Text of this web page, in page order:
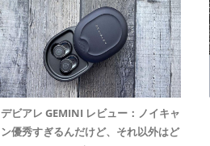
デビアレ GEMINI レビュー：ノイキャ
ン優秀すぎるんだけど、それ以外はど